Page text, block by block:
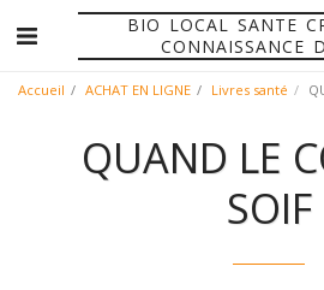
BIO LOCAL SANTE
CONNAISSANCE
Accueil ACHAT EN LIGNE Livres santé
QUAND LE
SOIF